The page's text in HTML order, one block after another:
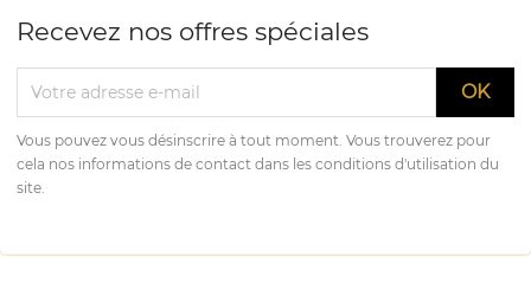
Recevez nos offres spéciales
Vous pouvez vous désinscrire à tout moment. Vous trouverez pour
cela nos informations de contact dans les conditions d'utilisation du
site.